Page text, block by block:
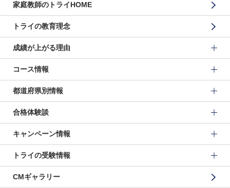
家庭教師のトライHOME
トライの教育理念
成績が上がる理由
コース情報
都道府県別情報
合格体験談
キャンペーン情報
トライの受験情報
CMギャラリー